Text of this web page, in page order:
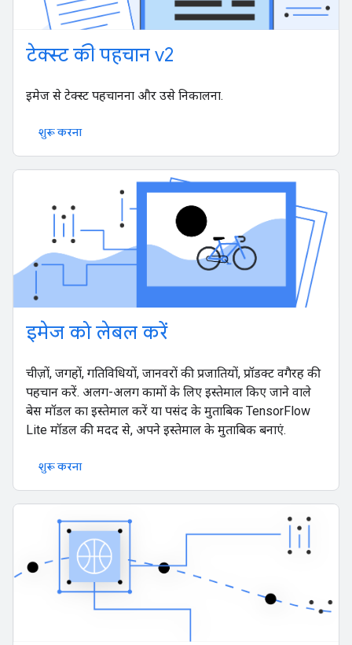
टेक्स्ट की पहचान v2
इमेज से टेक्स्ट पहचानना और उसे निकालना.
शुरू करना
इमेज को लेबल करें
चीज़ों, जगहों, गतिविधियों, जानवरों की प्रजातियों, प्रॉडक्ट वगैरह की
पहचान करें. अलग-अलग कामों के लिए इस्तेमाल किए जाने वाले
बेस मॉडल का इस्तेमाल करें या पसंद के मुताबिक TensorFlow
Lite मॉडल की मदद से, अपने इस्तेमाल के मुताबिक बनाएं.
शुरू करना